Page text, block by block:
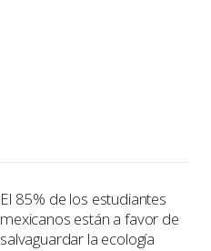
El 85% de los estudiantes
mexicanos están a favor de
salvaguardar la ecología